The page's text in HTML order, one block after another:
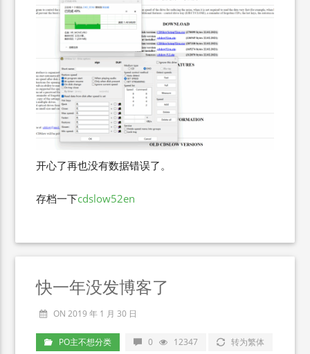
开心了再也没有数据错误了。
存档一下cdslow52en
快一年没发博客了
ON 2019 年 1 月 30 日
PO主不想分类 0 12347 转为繁体